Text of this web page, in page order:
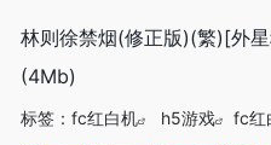
林则徐禁烟(修正版)(繁)[外
(4Mb)
标签： fc红白机 h5游戏 fc红